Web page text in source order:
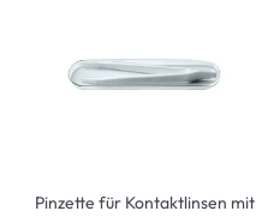
Pinzette für Kontaktlinsen mit